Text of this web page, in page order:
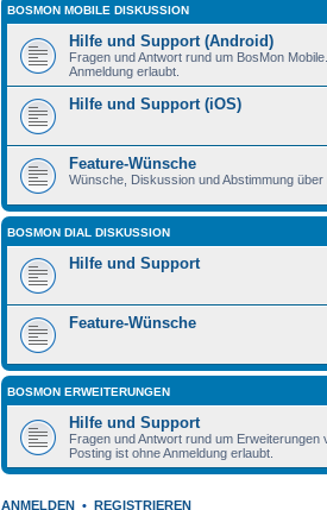
BOSMON MOBILE DISKUSSION
Hilfe und Support (Android)
Fragen und Antwort rund um BosMon
Anmeldung erlaubt.
Hilfe und Support (iOS)
Feature-Wünsche
Wünsche, Diskussion und Abstimmung über
BOSMON DIAL DISKUSSION
Hilfe und Support
Feature-Wünsche
BOSMON ERWEITERUNGEN
Hilfe und Support
Fragen und Antwort rund um Erweiterungen
Posting ist ohne Anmeldung erlaubt.
ANMELDEN • REGISTRIEREN